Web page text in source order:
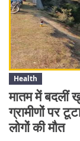
Health
मातम में बदलीं
ग्रामीणों पर
लोगों की मौत